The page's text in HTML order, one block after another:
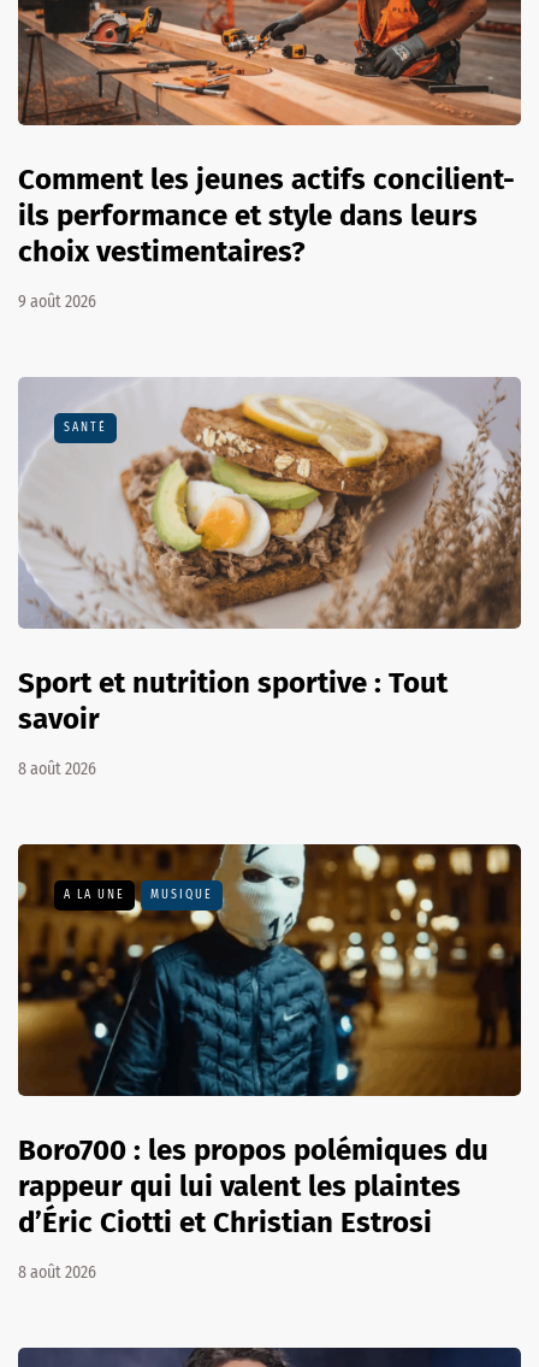
Comment les jeunes actifs concilient-
ils performance et style dans leurs
choix vestimentaires?
9 août 2026
SANTÉ
Sport et nutrition sportive : Tout
savoir
8 août 2026
A LA UNE MUSIQUE
Boro700 : les propos polémiques du
rappeur qui lui valent les plaintes
d’Éric Ciotti et Christian Estrosi
8 août 2026